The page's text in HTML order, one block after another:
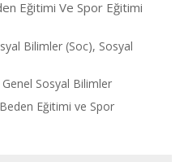
Eğitimi Ve Spor Eğitimi
Bilimler (Soc), Sosyal
Genel Sosyal Bilimler
Beden Eğitimi ve Spor